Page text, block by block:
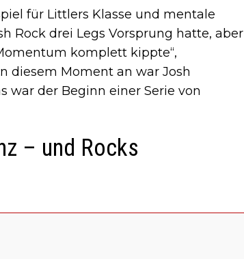
für Littlers Klasse und mentale
Rock drei Legs Vorsprung hatte, aber
komplett kippte“,
diesem Moment an war Josh
war der Beginn einer Serie von
– und Rocks